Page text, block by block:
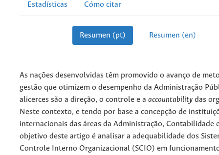
Estadísticas Cómo citar
Resumen (pt) Resumen (en)
As nações desenvolvidas têm promovido o avanço de
gestão que otimizem o desempenho da Administração
alicerces são a direção, o controle e a accountability das
Neste contexto, e tendo por base a concepção de
internacionais das áreas da Administração, Contabilidade
objetivo deste artigo é analisar a adequabilidade dos
Controle Interno Organizacional (SCIO) em